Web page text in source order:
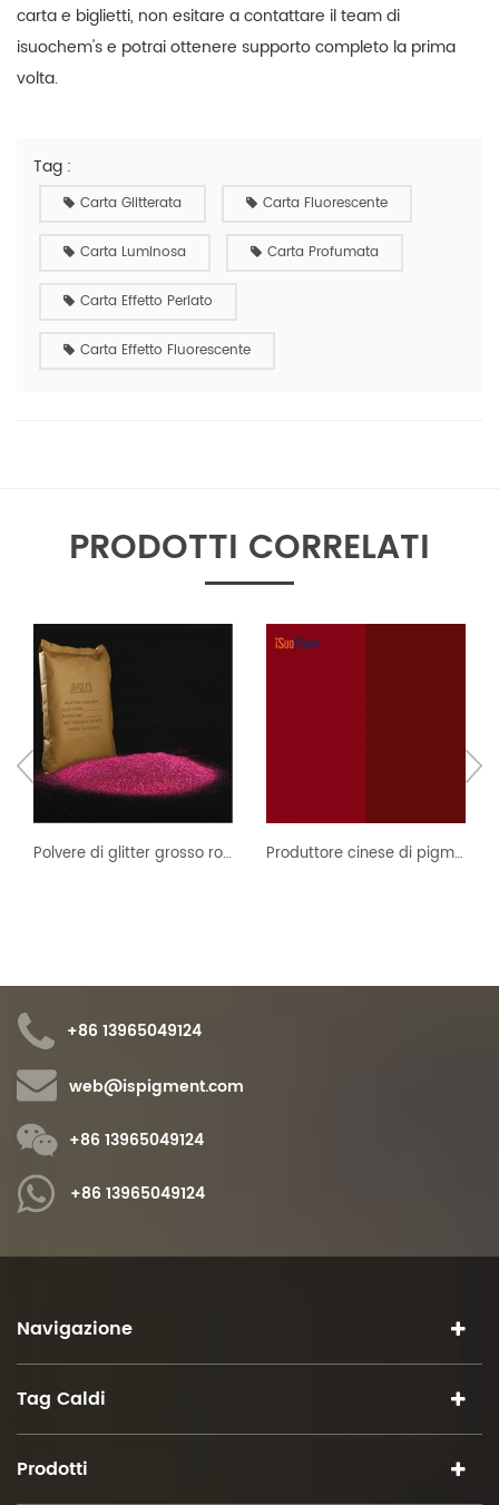
carta e biglietti, non esitare a contattare il team di
isuochem's e potrai ottenere supporto completo la prima
volta.
Tag :
Carta Glitterata Carta Fluorescente
Carta Luminosa Carta Profumata
Carta Effetto Perlato
Carta Effetto Fluorescente
PRODOTTI CORRELATI
Polvere di glitter grosso rosso pesca di forma regolare sfusa Produttore cinese di pigmento organico ad alte prestazioni rosso 52:1
+86 13965049124
web@ispigment.com
+86 13965049124
+86 13965049124
Navigazione
Tag Caldi
Prodotti